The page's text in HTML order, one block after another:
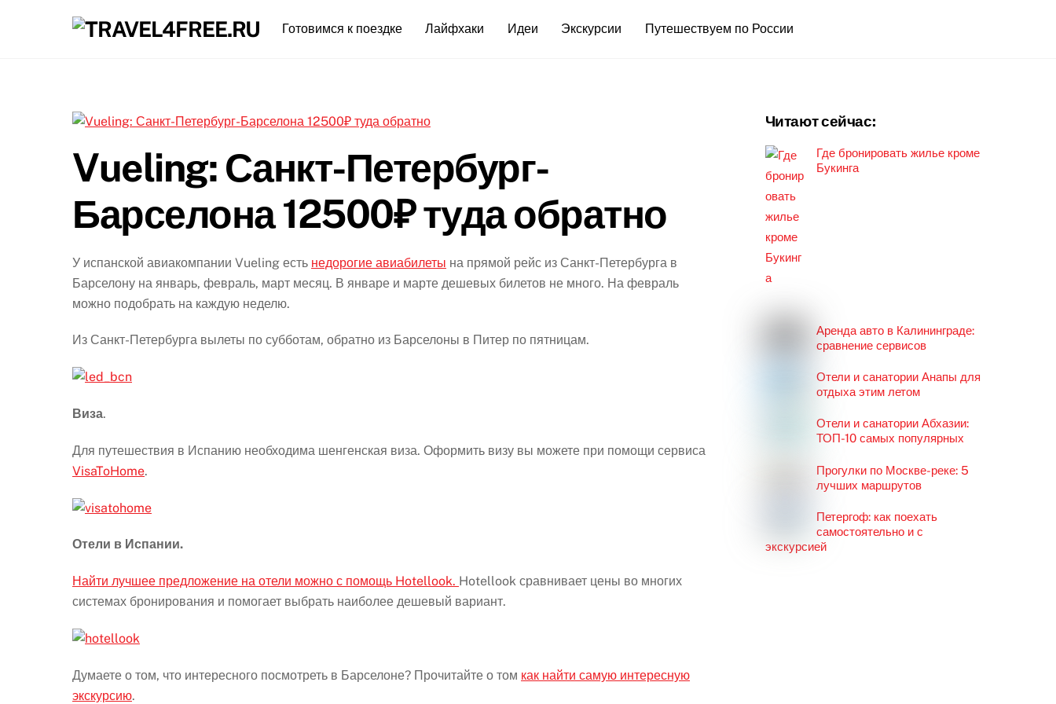
Готовимся к поездке Лайфхаки Идеи Экскурсии Путешествуем по России
Vueling: Санкт-Петербург-
Барселона 12500₽ туда обратно
У испанской авиакомпании Vueling есть недорогие авиабилеты на прямой рейс из Санкт-Петербурга в
Барселону на январь, февраль, март месяц. В январе и марте дешевых билетов не много. На февраль
можно подобрать на каждую неделю.
Из Санкт-Петербурга вылеты по субботам, обратно из Барселоны в Питер по пятницам.
Виза.
Для путешествия в Испанию необходима шенгенская виза. Оформить визу вы можете при помощи сервиса
VisaToHome.
Отели в Испании.
Найти лучшее предложение на отели можно с помощь Hotellook. Hotellook сравнивает цены во многих
системах бронирования и помогает выбрать наиболее дешевый вариант.
Думаете о том, что интересного посмотреть в Барселоне? Прочитайте о том как найти самую интересную
экскурсию.
Читают сейчас:
Где бронировать жилье кроме
Букинга
Аренда авто в Калининграде:
сравнение сервисов
Отели и санатории Анапы для
отдыха этим летом
Отели и санатории Абхазии:
ТОП-10 самых популярных
Прогулки по Москве-реке: 5
лучших маршрутов
Петергоф: как поехать
самостоятельно и с
экскурсией